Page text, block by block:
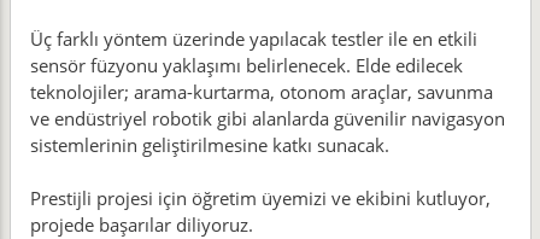
Üç farklı yöntem üzerinde yapılacak testler ile en etkili
sensör füzyonu yaklaşımı belirlenecek. Elde edilecek
teknolojiler; arama-kurtarma, otonom araçlar, savunma
ve endüstriyel robotik gibi alanlarda güvenilir navigasyon
sistemlerinin geliştirilmesine katkı sunacak.
Prestijli projesi için öğretim üyemizi ve ekibini kutluyor,
projede başarılar diliyoruz.